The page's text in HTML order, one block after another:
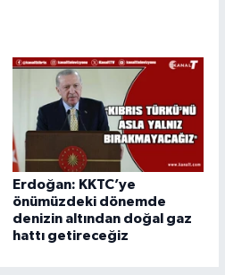
Erdoğan: KKTC’ye
önümüzdeki dönemde
denizin altından doğal gaz
hattı getireceğiz